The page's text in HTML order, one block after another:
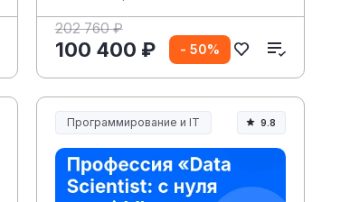
202 760 ₽
100 400 ₽ - 50%
Программирование и IT 9.8